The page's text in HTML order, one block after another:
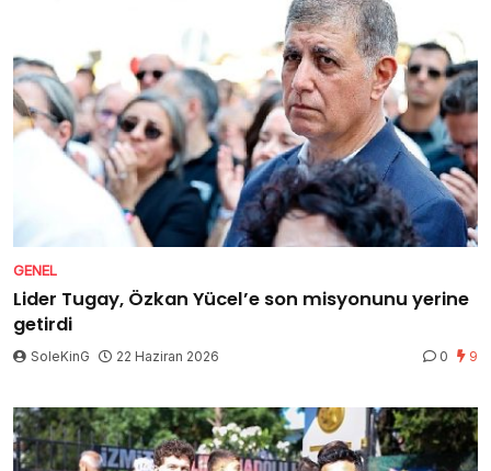
GENEL
Lider Tugay, Özkan Yücel’e son misyonunu yerine
getirdi
SoleKinG 22 Haziran 2026 0 9